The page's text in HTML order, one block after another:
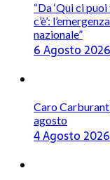
“Da ‘Qui ci
c’è’:
nazionale”
6 Agosto 2026
Caro
agosto
4 Agosto 2026